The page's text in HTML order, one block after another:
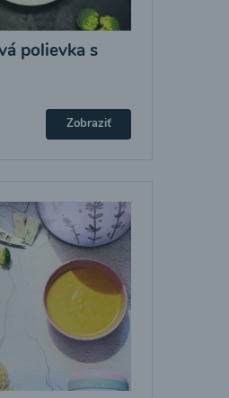
polievka s
Zobraziť